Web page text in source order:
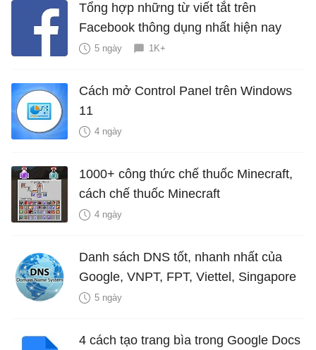
Tổng hợp những từ viết tắt trên
Facebook thông dụng nhất hiện nay
5 ngày 1K+
Cách mở Control Panel trên Windows
11
4 ngày
1000+ công thức chế thuốc Minecraft,
cách chế thuốc Minecraft
4 ngày
Danh sách DNS tốt, nhanh nhất của
Google, VNPT, FPT, Viettel, Singapore
5 ngày
4 cách tạo trang bìa trong Google Docs